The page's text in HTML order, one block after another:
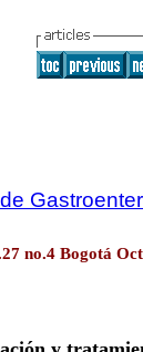
no.4 Bogotá